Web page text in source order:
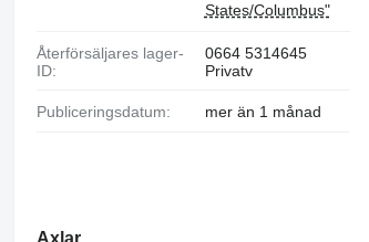
States/Columbus"
Återförsäljares lager-
ID:
0664 5314645
Privatv
Publiceringsdatum: mer än 1 månad
Axlar